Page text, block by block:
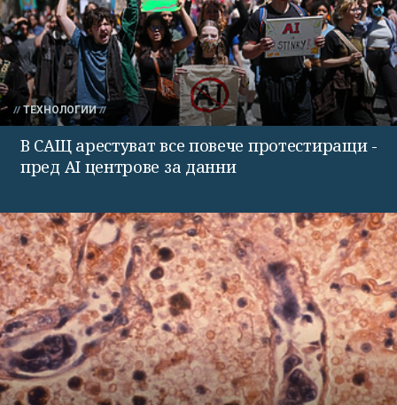
ТЕХНОЛОГИИ
В САЩ арестуват все повече протестиращи -
пред AI центрове за данни